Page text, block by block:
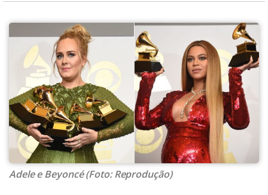
Adele e Beyoncé (Foto: Reprodução)